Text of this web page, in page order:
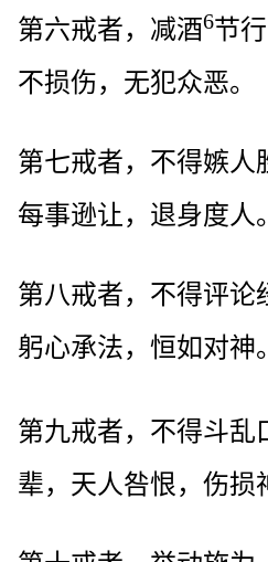
第六戒者，减酒6节
不损伤，无犯众恶。
第七戒者，不得嫉人
每事逊让，退身度人。
第八戒者，不得评论
躬心承法，恒如对神。
第九戒者，不得斗乱
辈，天人咎恨，伤损